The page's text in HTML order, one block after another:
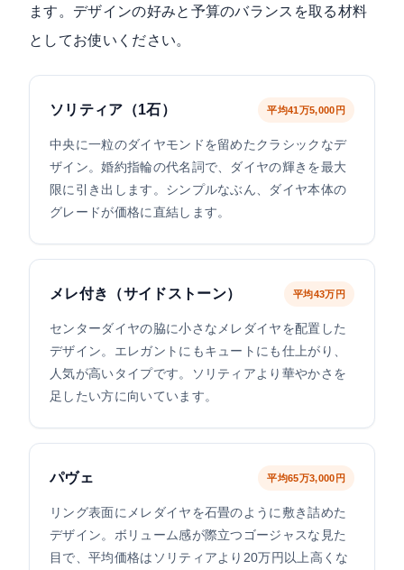
ます。デザインの好みと予算のバランスを取る材料
としてお使いください。
ソリティア（1石） 平均41万5,000円
中央に一粒のダイヤモンドを留めたクラシックなデ
ザイン。婚約指輪の代名詞で、ダイヤの輝きを最大
限に引き出します。シンプルなぶん、ダイヤ本体の
グレードが価格に直結します。
メレ付き（サイドストーン） 平均43万円
センターダイヤの脇に小さなメレダイヤを配置した
デザイン。エレガントにもキュートにも仕上がり、
人気が高いタイプです。ソリティアより華やかさを
足したい方に向いています。
パヴェ 平均65万3,000円
リング表面にメレダイヤを石畳のように敷き詰めた
デザイン。ボリューム感が際立つゴージャスな見た
目で、平均価格はソリティアより20万円以上高くな